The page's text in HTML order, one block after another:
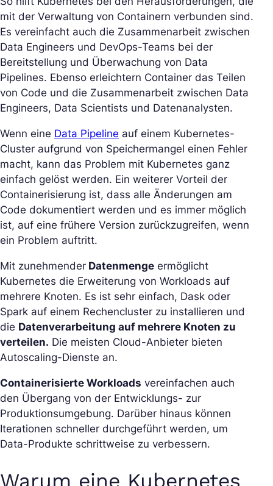
mit der Verwaltung von Containern verbunden sind.
Es vereinfacht auch die Zusammenarbeit zwischen
Data Engineers und DevOps-Teams bei der
Bereitstellung und Überwachung von Data
Pipelines. Ebenso erleichtern Container das Teilen
von Code und die Zusammenarbeit zwischen Data
Engineers, Data Scientists und Datenanalysten.
Wenn eine Data Pipeline auf einem Kubernetes-
Cluster aufgrund von Speichermangel einen Fehler
macht, kann das Problem mit Kubernetes ganz
einfach gelöst werden. Ein weiterer Vorteil der
Containerisierung ist, dass alle Änderungen am
Code dokumentiert werden und es immer möglich
ist, auf eine frühere Version zurückzugreifen, wenn
ein Problem auftritt.
Mit zunehmender Datenmenge ermöglicht
Kubernetes die Erweiterung von Workloads auf
mehrere Knoten. Es ist sehr einfach, Dask oder
Spark auf einem Rechencluster zu installieren und
die Datenverarbeitung auf mehrere Knoten zu
verteilen. Die meisten Cloud-Anbieter bieten
Autoscaling-Dienste an.
Containerisierte Workloads vereinfachen auch
den Übergang von der Entwicklungs- zur
Produktionsumgebung. Darüber hinaus können
Iterationen schneller durchgeführt werden, um
Data-Produkte schrittweise zu verbessern.
Warum eine Kubernetes